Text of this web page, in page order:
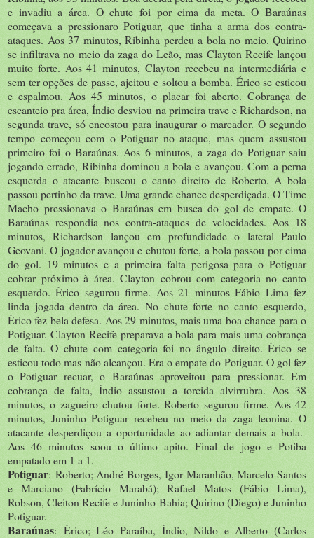
e invadiu a área. O chute foi por cima da meta. O Baraúnas
começava a pressionaro Potiguar, que tinha a arma dos contra-
ataques. Aos 37 minutos, Ribinha perdeu a bola no meio. Quirino
se infiltrava no meio da zaga do Leão, mas Clayton Recife lançou
muito forte. Aos 41 minutos, Clayton recebeu na intermediária e
sem ter opções de passe, ajeitou e soltou a bomba. Érico se esticou
e espalmou. Aos 45 minutos, o placar foi aberto. Cobrança de
escanteio pra área, Índio desviou na primeira trave e Richardson, na
segunda trave, só encostou para inaugurar o marcador. O segundo
tempo começou com o Potiguar no ataque, mas quem assustou
primeiro foi o Baraúnas. Aos 6 minutos, a zaga do Potiguar saiu
jogando errado, Ribinha dominou a bola e avançou. Com a perna
esquerda o atacante buscou o canto direito de Roberto. A bola
passou pertinho da trave. Uma grande chance desperdiçada. O Time
Macho pressionava o Baraúnas em busca do gol de empate. O
Baraúnas respondia nos contra-ataques de velocidades. Aos 18
minutos, Richardson lançou em profundidade o lateral Paulo
Geovani. O jogador avançou e chutou forte, a bola passou por cima
do gol. 19 minutos e a primeira falta perigosa para o Potiguar
cobrar próximo à área. Clayton cobrou com categoria no canto
esquerdo. Érico segurou firme. Aos 21 minutos Fábio Lima fez
linda jogada dentro da área. No chute forte no canto esquerdo,
Érico fez bela defesa. Aos 29 minutos, mais uma boa chance para o
Potiguar. Clayton Recife preparava a bola para mais uma cobrança
de falta. O chute com categoria foi no ângulo direito. Érico se
esticou todo mas não alcançou. Era o empate do Potiguar. O gol fez
o Potiguar recuar, o Baraúnas aproveitou para pressionar. Em
cobrança de falta, Índio assustou a torcida alvirrubra. Aos 38
minutos, o zagueiro chutou forte. Roberto segurou firme. Aos 42
minutos, Juninho Potiguar recebeu no meio da zaga leonina. O
atacante desperdiçou a oportunidade ao adiantar demais a bola.
Aos 46 minutos soou o último apito. Final de jogo e Potiba
empatado em 1 a 1.
Potiguar: Roberto; André Borges, Igor Maranhão, Marcelo Santos
e Marciano (Fabrício Marabá); Rafael Matos (Fábio Lima),
Robson, Cleiton Recife e Juninho Bahia; Quirino (Diego) e Juninho
Potiguar.
Baraúnas: Érico; Léo Paraíba, Índio, Nildo e Alberto (Carlos